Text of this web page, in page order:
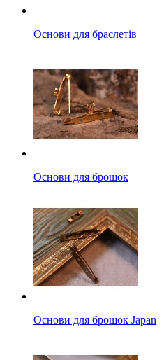
Основи для браслетів
Основи для брошок
Основи для брошок Japan